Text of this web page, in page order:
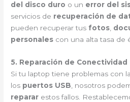
del disco duro o un error del
servicios de recuperación de
pueden recuperar tus fotos,
personales con una alta tasa de
5. Reparación de Conectividad
Si tu laptop tiene problemas con
los puertos USB, nosotros
reparar estos fallos.